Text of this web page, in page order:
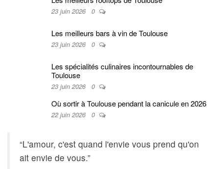
23 juin 2026 0
Les meilleurs bars à vin de Toulouse
23 juin 2026 0
Les spécialités culinaires incontournables de
Toulouse
23 juin 2026 0
Où sortir à Toulouse pendant la canicule en 2026
22 juin 2026 0
“L'amour, c'est quand l'envie vous prend qu'on
ait envie de vous.”